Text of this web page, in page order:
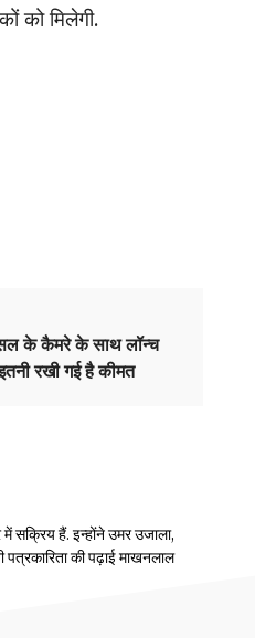
को मिलेगी.
के कैमरे के साथ लॉन्च
रखी गई है कीमत
हैं. इन्होंने उमर उजाला,
की पढ़ाई माखनलाल